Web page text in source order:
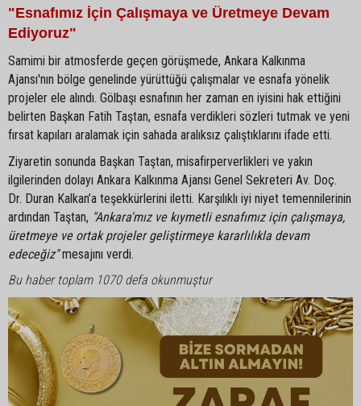
"Esnafımız İçin Çalışmaya ve Üretmeye Devam
Ediyoruz"
Samimi bir atmosferde geçen görüşmede, Ankara Kalkınma
Ajansı'nın bölge genelinde yürüttüğü çalışmalar ve esnafa yönelik
projeler ele alındı. Gölbaşı esnafının her zaman en iyisini hak ettiğini
belirten Başkan Fatih Taştan, esnafa verdikleri sözleri tutmak ve yeni
fırsat kapıları aralamak için sahada aralıksız çalıştıklarını ifade etti.
Ziyaretin sonunda Başkan Taştan, misafirperverlikleri ve yakın
ilgilerinden dolayı Ankara Kalkınma Ajansı Genel Sekreteri Av. Doç.
Dr. Duran Kalkan’a teşekkürlerini iletti. Karşılıklı iyi niyet temennilerinin
ardından Taştan, "Ankara'mız ve kıymetli esnafımız için çalışmaya,
üretmeye ve ortak projeler geliştirmeye kararlılıkla devam
edeceğiz"mesajını verdi.
Bu haber toplam 1070 defa okunmuştur